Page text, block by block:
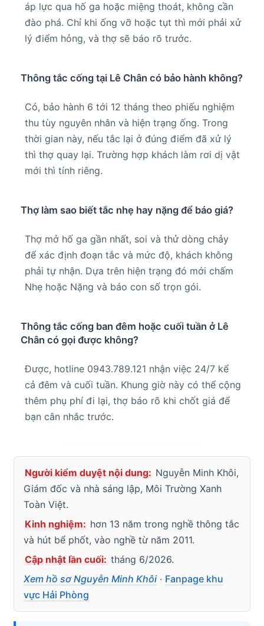
áp lực qua hố ga hoặc miệng thoát, không cần
đào phá. Chỉ khi ống vỡ hoặc tụt thì mới phải xử
lý điểm hỏng, và thợ sẽ báo rõ trước.
Thông tắc cống tại Lê Chân có bảo hành không?
Có, bảo hành 6 tới 12 tháng theo phiếu nghiệm
thu tùy nguyên nhân và hiện trạng ống. Trong
thời gian này, nếu tắc lại ở đúng điểm đã xử lý
thì thợ quay lại. Trường hợp khách làm rơi dị vật
mới thì tính riêng.
Thợ làm sao biết tắc nhẹ hay nặng để báo giá?
Thợ mở hố ga gần nhất, soi và thử dòng chảy
để xác định đoạn tắc và mức độ, khách không
phải tự nhận. Dựa trên hiện trạng đó mới chấm
Nhẹ hoặc Nặng và báo con số trọn gói.
Thông tắc cống ban đêm hoặc cuối tuần ở Lê
Chân có gọi được không?
Được, hotline 0943.789.121 nhận việc 24/7 kể
cả đêm và cuối tuần. Khung giờ này có thể cộng
thêm phụ phí đi lại, thợ báo rõ khi chốt giá để
bạn cân nhắc trước.
Người kiểm duyệt nội dung: Nguyễn Minh Khôi,
Giám đốc và nhà sáng lập, Môi Trường Xanh
Toàn Việt.
Kinh nghiệm: hơn 13 năm trong nghề thông tắc
và hút bể phốt, vào nghề từ năm 2011.
Cập nhật lần cuối: tháng 6/2026.
Xem hồ sơ Nguyễn Minh Khôi · Fanpage khu
vực Hải Phòng